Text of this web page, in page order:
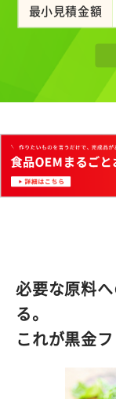
最小見積金額
必要な原料
る。
これが黒金